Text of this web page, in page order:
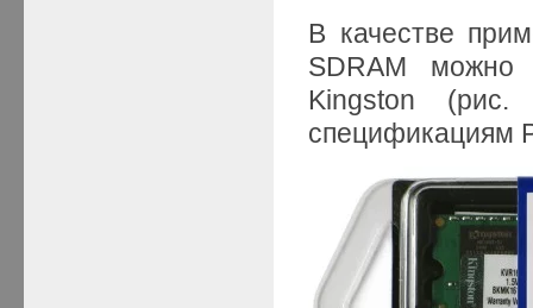
В качестве
SDRAM можно
Kingston (рис.
спецификациям